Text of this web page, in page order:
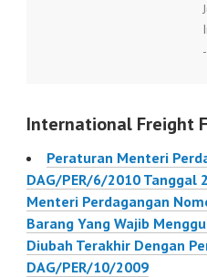
(Certificate Of Origin)
Indonesia
International Freight
Peraturan Menteri
DAG/PER/6/2010 Tanggal
Menteri Perdagangan
Barang Yang Wajib
Diubah Terakhir Dengan
DAG/PER/10/2009